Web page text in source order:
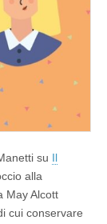
su Il
alla
May Alcott
cui conservare